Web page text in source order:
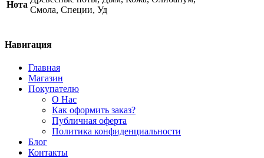
Нота
Смола, Специи, Уд
Навигация
Главная
Магазин
Покупателю
О Нас
Как оформить заказ?
Публичная оферта
Политика конфиденциальности
Блог
Контакты